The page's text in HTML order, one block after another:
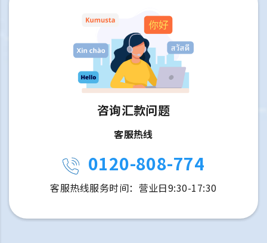
咨询汇款问题
客服热线
0120-808-774
客服热线服务时间：营业日9:30-17:30